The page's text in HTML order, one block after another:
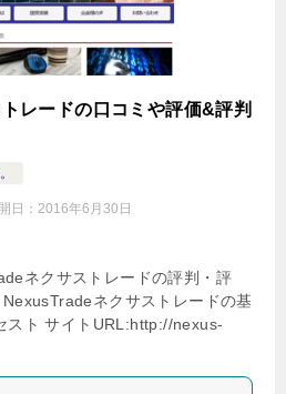
レードの口コミや評価&評判
日： 2016年6月30日
ネクサストレードの評判・評
ネクサストレードの基
スト サイトURL:http://nexus-